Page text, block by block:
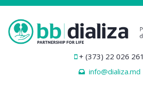
+ (373) 22 026 261
info@dializa.md